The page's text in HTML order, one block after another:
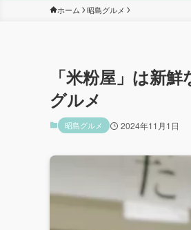
ホーム 昭島グルメ
「米粉屋」は新
グルメ
昭島グルメ 2024年11月1日